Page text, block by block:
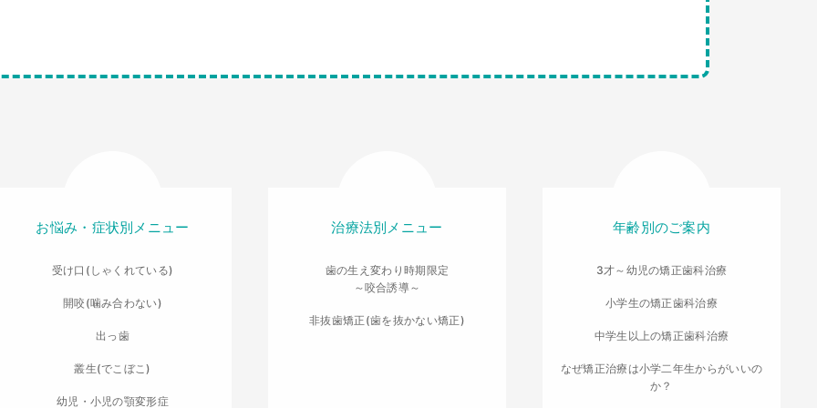
お悩み・症状別メニュー
受け口(しゃくれている)
開咬(噛み合わない)
出っ歯
叢生(でこぼこ)
幼児・小児の顎変形症
治療法別メニュー
歯の生え変わり時期限定
～咬合誘導～
非抜歯矯正(歯を抜かない矯正)
年齢別のご案内
3才～幼児の矯正歯科治療
小学生の矯正歯科治療
中学生以上の矯正歯科治療
なぜ矯正治療は小学二年生からがいいの
か？